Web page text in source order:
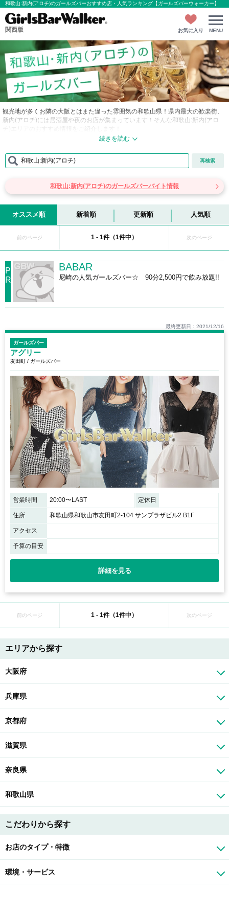
和歌山:新内(アロチ)のガールズバーおすすめ店・人気ランキング【ガールズバーウォーカー】
関西版 お気に入り MENU
観光地が多くお隣の大阪とはまた違った雰囲気の和歌山県！県内最大の歓楽街、
新内(アロチ)には居酒屋や夜のお店が集まっています！そんな和歌山:新内(アロ
県の中でも特に華やかな場所として有名で、様々な飲食店および業態の夜のお店
が軒を連ねており和歌山最大の歓楽街になります！新内(アロチ)には、昔からの
明かしたい地元の方や出張で訪れたビジネスマン、そして和歌山観光に訪れた観
光客を楽しませています。また、このエリアは締めに食べたいおいしいラーメン
店が多いことで有名です！
和歌山:新内(アロチ) 再検索
和歌山:新内(アロチ)のガールズバーバイト情報
オススメ順 新着順 更新順 人気順
前のページ 1 - 1件（1件中） 次のページ
P
R
BABAR
尼崎の人気ガールズバー☆ 90分2,500円で飲み放題!!
最終更新日：2021/12/16
ガールズバー
アグリー
友田町 / ガールズバー
営業時間 20:00〜LAST 定休日
住所 和歌山県和歌山市友田町2-104 サンプラザビル2 B1F
アクセス
予算の目安
詳細を見る
前のページ 1 - 1件（1件中） 次のページ
エリアから探す
大阪府
兵庫県
京都府
滋賀県
奈良県
和歌山県
こだわりから探す
お店のタイプ・特徴
環境・サービス